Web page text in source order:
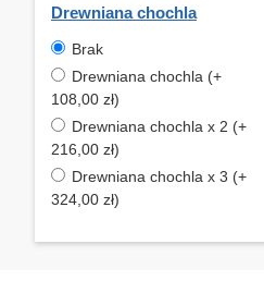
Drewniana chochla
Brak
Drewniana chochla (+
108,00 zł)
Drewniana chochla x 2 (+
216,00 zł)
Drewniana chochla x 3 (+
324,00 zł)